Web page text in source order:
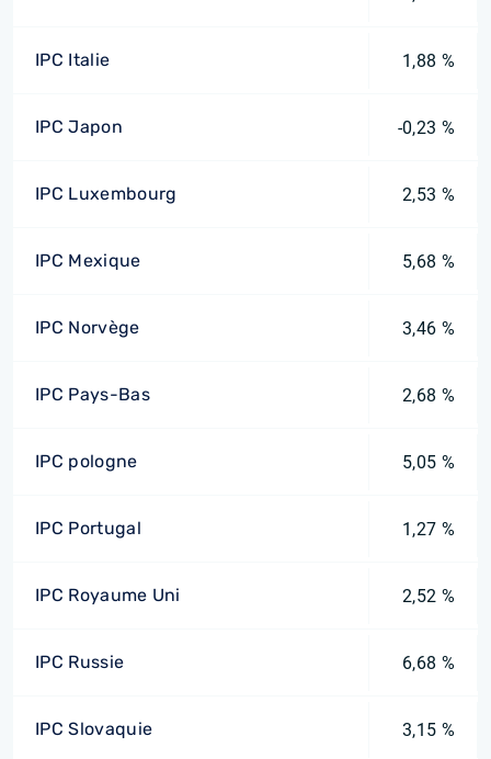
IPC Italie 1,88 %
IPC Japon -0,23 %
IPC Luxembourg 2,53 %
IPC Mexique 5,68 %
IPC Norvège 3,46 %
IPC Pays-Bas 2,68 %
IPC pologne 5,05 %
IPC Portugal 1,27 %
IPC Royaume Uni 2,52 %
IPC Russie 6,68 %
IPC Slovaquie 3,15 %